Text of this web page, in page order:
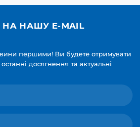
НА НАШУ E-MAIL
першими! Ви будете отримувати
досягнення та актуальні